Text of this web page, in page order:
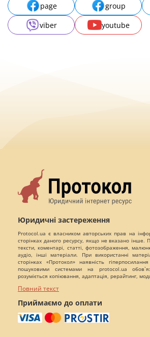
page group
viber
youtube
Юридичні застереження
Protocol.ua є власником авторських прав на
сторінках даного ресурсу, якщо не вказано інше.
тексти, коментарі, статті, фотозображення,
аудіо, інші матеріали. При використанні
сторінках «Протокол» наявність
пошуковими системами на protocol.ua
розуміється копіювання, адаптація, рерайтинг,
Повний текст
Приймаємо до оплати